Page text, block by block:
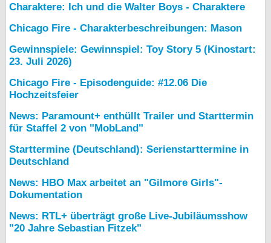
Charaktere: Ich und die Walter Boys - Charaktere
Chicago Fire - Charakterbeschreibungen: Mason
Gewinnspiele: Gewinnspiel: Toy Story 5 (Kinostart:
23. Juli 2026)
Chicago Fire - Episodenguide: #12.06 Die
Hochzeitsfeier
News: Paramount+ enthüllt Trailer und Starttermin
für Staffel 2 von "MobLand"
Starttermine (Deutschland): Serienstarttermine in
Deutschland
News: HBO Max arbeitet an "Gilmore Girls"-
Dokumentation
News: RTL+ überträgt große Live-Jubiläumsshow
"20 Jahre Sebastian Fitzek"